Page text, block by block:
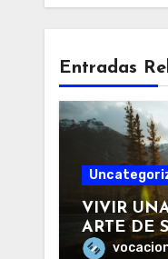
Entradas
VIVIR
ARTE DE